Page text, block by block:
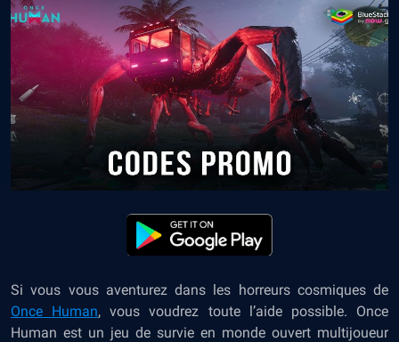
Si vous vous aventurez dans les horreurs cosmiques de
Once Human, vous voudrez toute l’aide possible. Once
Human est un jeu de survie en monde ouvert multijoueur